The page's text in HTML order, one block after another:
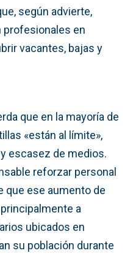
según advierte,
profesionales en
vacantes, bajas y
que en la mayoría de
«están al límite»,
escasez de medios.
reforzar personal
que ese aumento de
a
ubicados en
su población durante